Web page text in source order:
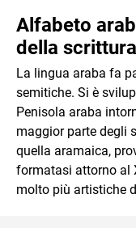
Alfabeto
della scrittura
La lingua araba fa
semitiche. Si è
Penisola araba
maggior parte degli
quella aramaica,
formatasi attorno al
molto più artistiche